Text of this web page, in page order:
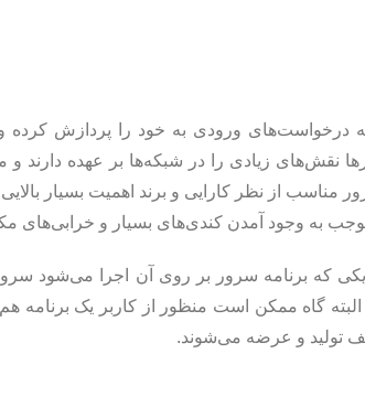
ورودی به خود را پردازش کرده و
نقش‌های زیادی را در شبکه‌ها بر عهده دارند
مناسب از نظر کارایی و برند اهمیت بسیار
به وجود آمدن کندی‌های بسیار و خرابی‌های
که برنامه سرور بر روی آن اجرا می‌شود
گاه ممکن است منظور از کاربر یک
تولید و عرضه می‌شوند.